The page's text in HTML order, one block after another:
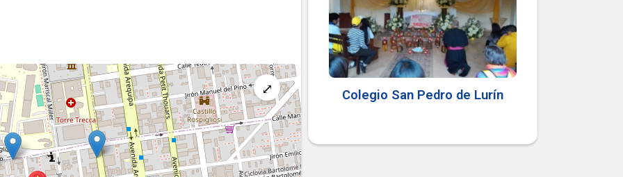
⤢ Colegio San Pedro de Lurín